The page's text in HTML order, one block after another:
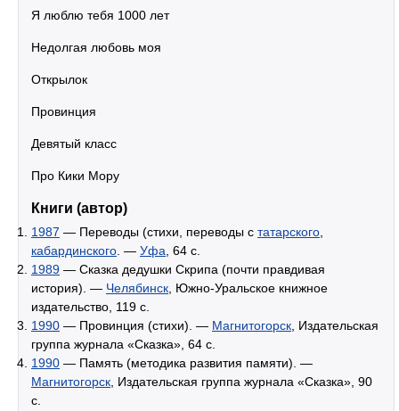
Я люблю тебя 1000 лет
Недолгая любовь моя
Открылок
Провинция
Девятый класс
Про Кики Мору
Книги (автор)
1987 — Переводы (стихи, переводы с татарского
кабардинского . — Уфа , 64 с.
1989 — Сказка дедушки Скрипа (почти правдивая
история). — Челябинск , Южно-Уральское книжное
издательство, 119 с.
1990 — Провинция (стихи). — Магнитогорск , Издательская
группа журнала «Сказка», 64 с.
1990 — Память (методика развития памяти). —
Магнитогорск , Издательская группа журнала «Сказка», 90
с.